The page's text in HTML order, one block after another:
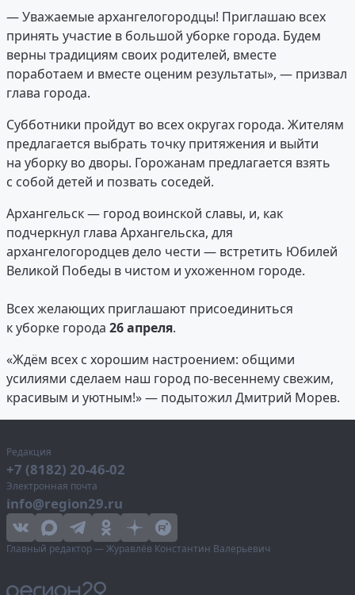
— Уважаемые архангелогородцы! Приглашаю всех
принять участие в большой уборке города. Будем
верны традициям своих родителей, вместе
поработаем и вместе оценим результаты», — призвал
глава города.
Субботники пройдут во всех округах города. Жителям
предлагается выбрать точку притяжения и выйти
на уборку во дворы. Горожанам предлагается взять
с собой детей и позвать соседей.
Архангельск — город воинской славы, и, как
подчеркнул глава Архангельска, для
архангелогородцев дело чести — встретить Юбилей
Великой Победы в чистом и ухоженном городе.
Всех желающих приглашают присоединиться
к уборке города 26 апреля.
«Ждём всех с хорошим настроением: общими
усилиями сделаем наш город по-весеннему свежим,
красивым и уютным!» — подытожил Дмитрий Морев.
Редакция
+7 (8182) 20-46-02
Электронная почта
info@region29.ru
Главный редактор — Журавлёв Константин Валерьевич